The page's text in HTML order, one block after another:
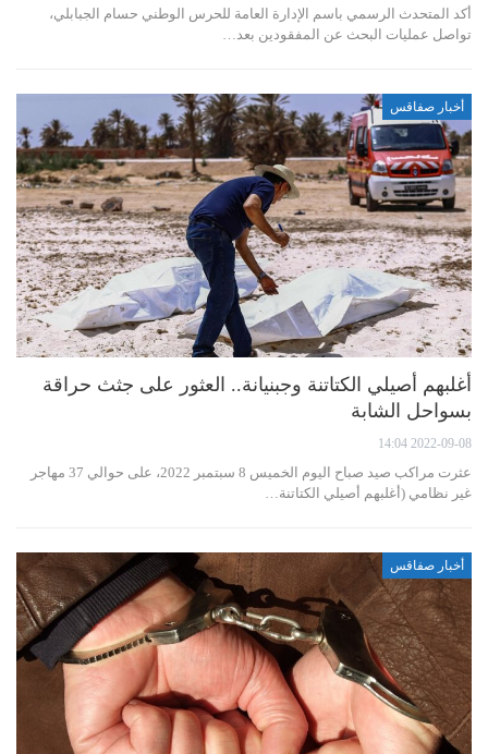
أكد المتحدث الرسمي باسم الإدارة العامة للحرس الوطني حسام الجبابلي،
تواصل عمليات البحث عن المفقودين بعد…
أخبار صفاقس
أغلبهم أصيلي الكتاتنة وجبنيانة.. العثور على جثث حراقة
بسواحل الشابة
2022-09-08 14:04
عثرت مراكب صيد صباح اليوم الخميس 8 سبتمبر 2022، على حوالي 37 مهاجر
غير نظامي (أغلبهم أصيلي الكتاتنة…
أخبار صفاقس